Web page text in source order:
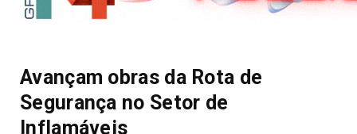
Avançam obras da Rota de
Segurança no Setor de
Inflamáveis